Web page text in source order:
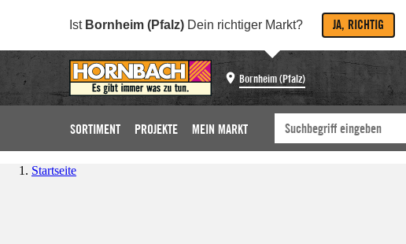
Ist Bornheim (Pfalz) Dein richtiger Markt? JA, RICHTIG
Bornheim (Pfalz)
SORTIMENT PROJEKTE MEIN MARKT
Startseite